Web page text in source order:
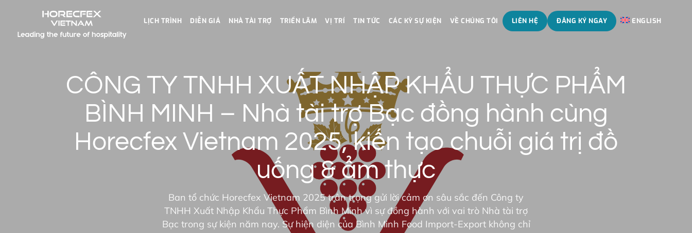
LỊCH TRÌNH DIỄN GIẢ NHÀ TÀI TRỢ TRIỂN LÃM VỊ TRÍ TIN TỨC CÁC KỲ SỰ KIỆN VỀ CHÚNG TÔI LIÊN HỆ ĐĂNG KÝ NGAY ENGLISH
CÔNG TY TNHH XUẤT NHẬP KHẨU THỰC PHẨM
BÌNH MINH – Nhà tài trợ Bạc đồng hành cùng
Horecfex Vietnam 2025, kiến tạo chuỗi giá trị đồ
uống & ẩm thực
Ban tổ chức Horecfex Vietnam 2025 trân trọng gửi lời cảm ơn sâu sắc đến Công ty
TNHH Xuất Nhập Khẩu Thực Phẩm Bình Minh vì sự đồng hành với vai trò Nhà tài trợ
Bạc trong sự kiện năm nay. Sự hiện diện của Bình Minh Food Import-Export không chỉ